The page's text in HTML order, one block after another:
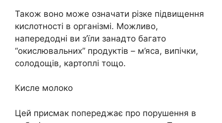
Також воно може означати різке підвищення
кислотності в організмі. Можливо,
напередодні ви з’їли занадто багато
“окислювальних” продуктів – м’яса, випічки,
солодощів, картоплі тощо.
Кисле молоко
Цей присмак попереджає про порушення в